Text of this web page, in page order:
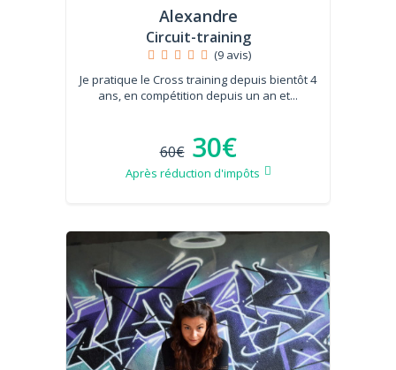
Alexandre
Circuit-training
(9 avis)
Je pratique le Cross training depuis bientôt 4
ans, en compétition depuis un an et...
60€ 30€
Après réduction d'impôts